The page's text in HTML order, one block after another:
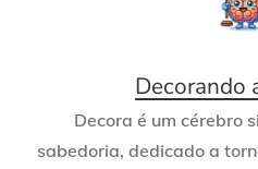
Decorando
Decora é um cérebro
sabedoria, dedicado a